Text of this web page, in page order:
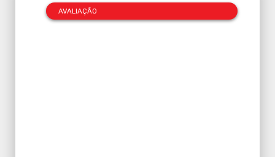
AVALIAÇÃO